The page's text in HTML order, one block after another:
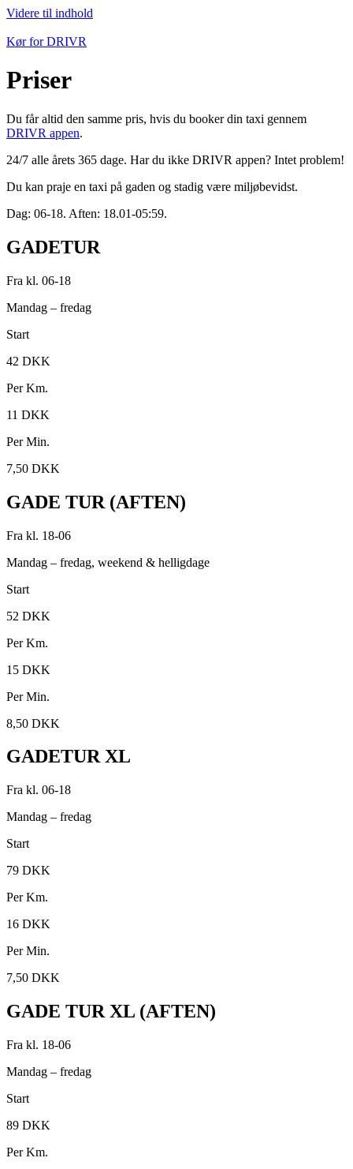
Videre til indhold
Kør for DRIVR
Priser
Du får altid den samme pris, hvis du booker din taxi gennem
DRIVR appen.
24/7 alle årets 365 dage. Har du ikke DRIVR appen? Intet problem!
Du kan praje en taxi på gaden og stadig være miljøbevidst.
Dag: 06-18. Aften: 18.01-05:59.
GADETUR
Fra kl. 06-18
Mandag – fredag
Start
42 DKK
Per Km.
11 DKK
Per Min.
7,50 DKK
GADE TUR (AFTEN)
Fra kl. 18-06
Mandag – fredag, weekend & helligdage
Start
52 DKK
Per Km.
15 DKK
Per Min.
8,50 DKK
GADETUR XL
Fra kl. 06-18
Mandag – fredag
Start
79 DKK
Per Km.
16 DKK
Per Min.
7,50 DKK
GADE TUR XL (AFTEN)
Fra kl. 18-06
Mandag – fredag
Start
89 DKK
Per Km.